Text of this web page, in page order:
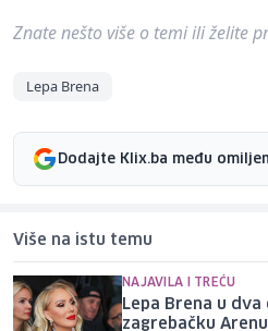
Znate nešto više o temi ili želite
Lepa Brena
Dodajte Klix.ba među
Više na istu temu
NAJAVILA I TREĆU
Lepa Brena u
zagrebačku